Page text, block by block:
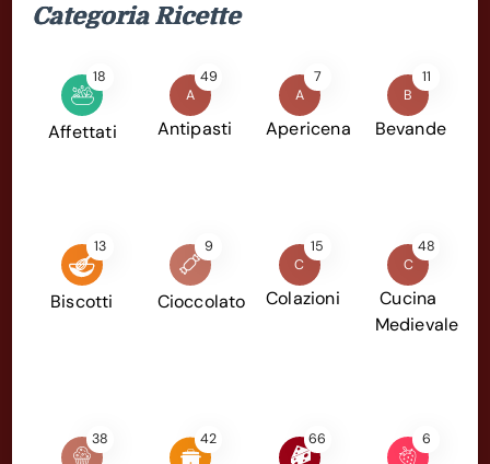
Categoria Ricette
18
Affettati
A
49
Antipasti
A
7
Apericena
B
11
Bevande
13
Biscotti
9
Cioccolato
C
15
Colazioni
C
48
Cucina
Medievale
38 42 66 6